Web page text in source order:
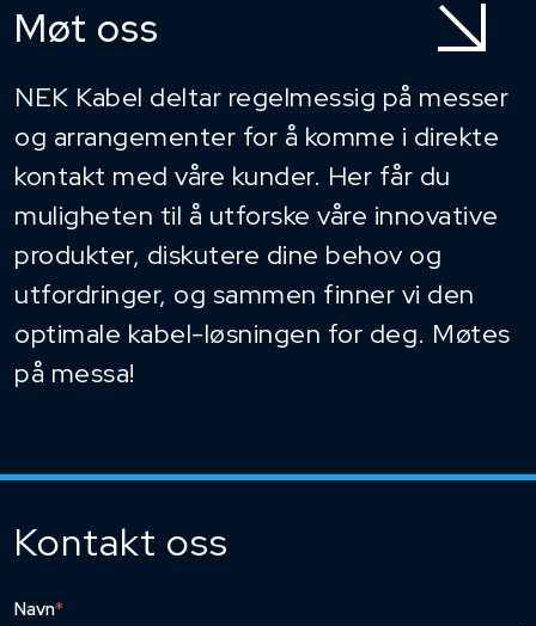
Møt oss
NEK Kabel deltar regelmessig på messer
og arrangementer for å komme i direkte
kontakt med våre kunder. Her får du
muligheten til å utforske våre innovative
produkter, diskutere dine behov og
utfordringer, og sammen finner vi den
optimale kabel-løsningen for deg. Møtes
på messa!
Kontakt oss
Navn*